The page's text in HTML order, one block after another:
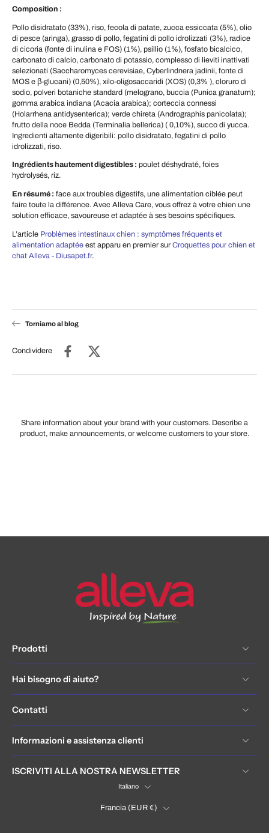
Composition :
Pollo disidratato (33%), riso, fecola di patate, zucca essiccata (5%), olio
di pesce (aringa), grasso di pollo, fegatini di pollo idrolizzati (3%), radice
di cicoria (fonte di inulina e FOS) (1%), psillio (1%), fosfato bicalcico,
carbonato di calcio, carbonato di potassio, complesso di lieviti inattivati
selezionati (Saccharomyces cerevisiae, Cyberlindnera jadinii, fonte di
MOS e β-glucani) (0,50%), xilo-oligosaccaridi (XOS) (0,3% ), cloruro di
sodio, polveri botaniche standard (melograno, buccia (Punica granatum);
gomma arabica indiana (Acacia arabica); corteccia connessi
(Holarrhena antidysenterica); verde chireta (Andrographis panicolata);
frutto della noce Bedda (Terminalia bellerica) ( 0,10%), succo di yucca.
Ingredienti altamente digeribili: pollo disidratato, fegatini di pollo
idrolizzati, riso.
Ingrédients hautement digestibles : poulet déshydraté, foies
hydrolysés, riz.
En résumé : face aux troubles digestifs, une alimentation ciblée peut
faire toute la différence. Avec Alleva Care, vous offrez à votre chien une
solution efficace, savoureuse et adaptée à ses besoins spécifiques.
L’article Problèmes intestinaux chien : symptômes fréquents et
alimentation adaptée est apparu en premier sur Croquettes pour chien et
chat Alleva - Diusapet.fr.
Torniamo al blog
Condividere
Share information about your brand with your customers. Describe a
product, make announcements, or welcome customers to your store.
Prodotti
Hai bisogno di aiuto?
Contatti
Informazioni e assistenza clienti
ISCRIVITI ALLA NOSTRA NEWSLETTER
Italiano
Francia ‎(EUR €)‎